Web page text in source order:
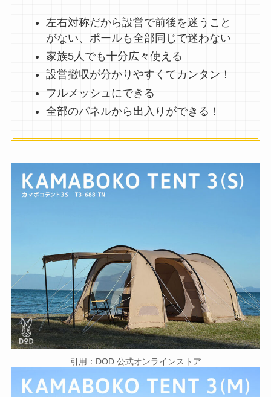
左右対称だから設営で前後を迷うこと
がない、ポールも全部同じで迷わない
家族5人でも十分広々使える
設営撤収が分かりやすくてカンタン！
フルメッシュにできる
全部のパネルから出入りができる！
引用：DOD 公式オンラインストア